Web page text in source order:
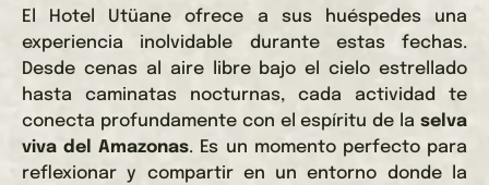
El Hotel Utüane ofrece a sus huéspedes una
experiencia inolvidable durante estas fechas.
Desde cenas al aire libre bajo el cielo estrellado
hasta caminatas nocturnas, cada actividad te
conecta profundamente con el espíritu de la selva
viva del Amazonas. Es un momento perfecto para
reflexionar y compartir en un entorno donde la